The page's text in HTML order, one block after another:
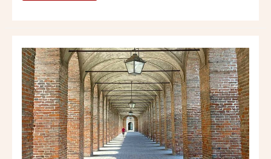
SABBIONETA:
DIE
IDEALE
KULISSE